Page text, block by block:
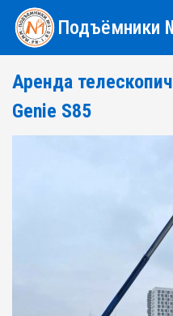
Подъёмники
Аренда
Genie S85